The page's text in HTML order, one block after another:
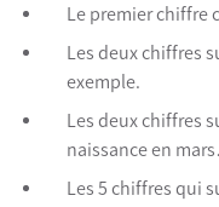
Le premier chiffre
Les deux chiffres
exemple.
Les deux chiffres
naissance en
Les 5 chiffres qui